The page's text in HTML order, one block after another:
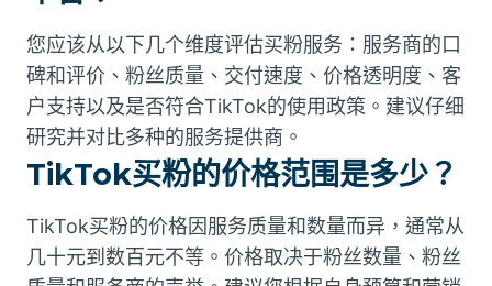
您应该从以下几个维度评估买粉服务：服务商的口
碑和评价、粉丝质量、交付速度、价格透明度、客
户支持以及是否符合TikTok的使用政策。建议仔细
研究并对比多种的服务提供商。
TikTok买粉的价格范围是多少？
TikTok买粉的价格因服务质量和数量而异，通常从
几十元到数百元不等。价格取决于粉丝数量、粉丝